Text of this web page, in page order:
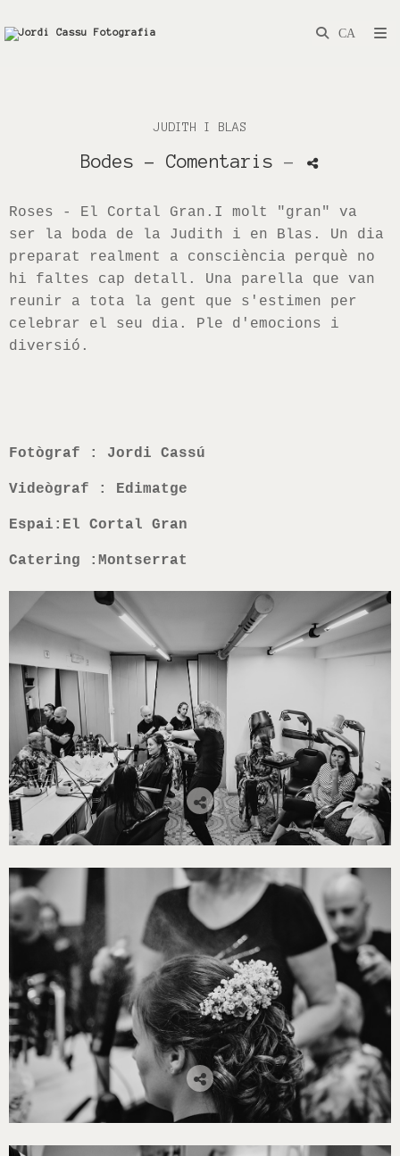
JUDITH I BLAS
Bodes - Comentaris -
Roses - El Cortal Gran.I molt "gran" va
ser la boda de la Judith i en Blas . Un dia
preparat realment a consciència perquè no
hi faltes cap detall. Una parella que van
reunir a tota la gent que s'estimen per
celebrar el seu dia. Ple d'emocions i
diversió.
Fotògraf : Jordi Cassú
Videògraf : Edimatge
Espai:El Cortal Gran
Catering :Montserrat